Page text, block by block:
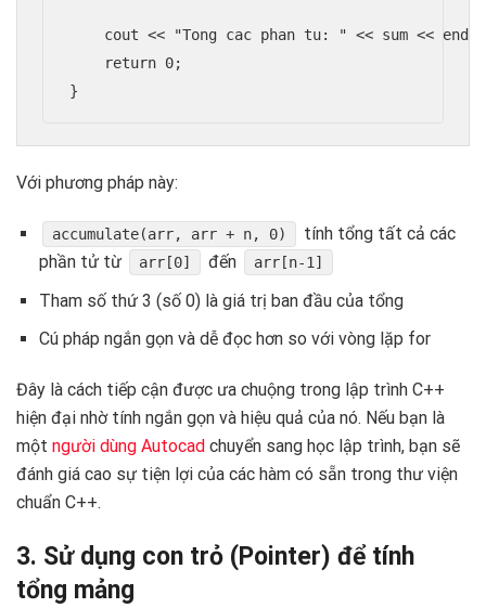
    cout << "Tong cac phan tu: " << sum << endl;
    return 0;
}
Với phương pháp này:
accumulate(arr, arr + n, 0)
tính tổng tất cả các
phần tử từ
arr[0] đến arr[n-1]
Tham số thứ 3 (số 0) là giá trị ban đầu của tổng
Cú pháp ngắn gọn và dễ đọc hơn so với vòng lặp for
Đây là cách tiếp cận được ưa chuộng trong lập trình C++
hiện đại nhờ tính ngắn gọn và hiệu quả của nó. Nếu bạn là
một người dùng Autocad chuyển sang học lập trình, bạn sẽ
đánh giá cao sự tiện lợi của các hàm có sẵn trong thư viện
chuẩn C++.
3. Sử dụng con trỏ (Pointer) để tính
tổng mảng